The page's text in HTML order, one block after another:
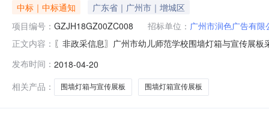
中标｜中标通知
广东省｜广州市｜增城区
项目编号： GZJH18GZ00ZC008 招标单位： 广州市润色广告有限
正文内容： 〖非政采信息〗广州市幼儿师范学校围墙灯箱与宣传展
就本次采购的成交结果公告如下：一、采购项目编号：
1500
发布时间： 2018-04-20
相关产品：
围墙灯箱与宣传展板 围墙灯箱宣传展板